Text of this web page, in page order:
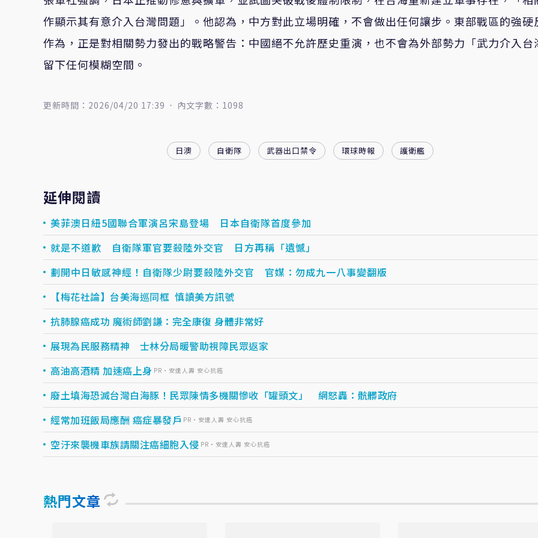
作顯示其有意介入台灣問題」。他認為，中方對此立場明確，不會做出任何讓步。東部戰區的強硬
作為，正是對相關勢力發出的戰略警告：中國絕不允許歷史重演，也不會為外部勢力「武力介入台
留下任何模糊空間。
更新時間：2026/04/20 17:39 內文字數：1098
日澳 自衛隊 武器出口禁令 環球時報 護衛艦
延伸閱讀
美菲澳日紐5國聯合軍演呂宋島登場 日本自衛隊首度參加
就是不道歉 自衛隊軍官要殺陸外交官 日方再稱「遺憾」
劃開中日敏感神經！自衛隊少尉要殺陸外交官 官媒：勿成九一八事變翻版
【梅花社論】台美海巡同框 慎讀美方訊號
抗肺腺癌成功 魔術師劉謙：完全康復 身體非常好
展現為民服務精神 士林分局暖警助視障民眾返家
高油高酒精 加速癌上身 PR・安達人壽 安心抗癌
廢土填海恐滅台灣白海豚！民眾陳情多機關慘收「罐頭文」 網怒轟：骯髒政府
經常加班飯局應酬 癌症暴發戶 PR・安達人壽 安心抗癌
空汙來襲機車族請關注癌細胞入侵 PR・安達人壽 安心抗癌
熱門文章